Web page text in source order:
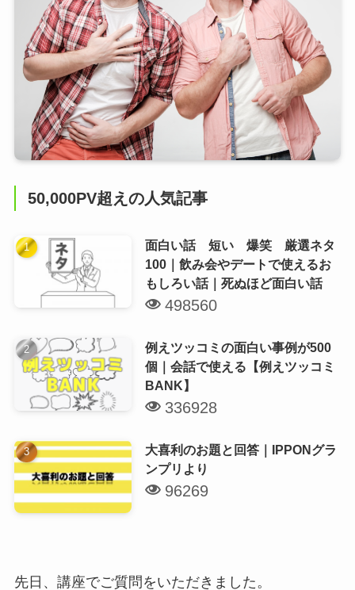
50,000PV超えの人気記事
面白い話 短い 爆笑 厳選ネタ
100｜飲み会やデートで使えるお
もしろい話｜死ぬほど面白い話
498560
例えツッコミの面白い事例が500
個｜会話で使える【例えツッコミ
BANK】
336928
大喜利のお題と回答｜IPPONグラ
ンプリより
96269
先日、講座でご質問をいただきました。